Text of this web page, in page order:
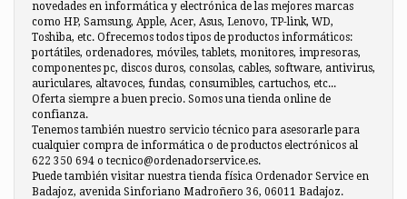
novedades en informática y electrónica de las mejores marcas
como HP, Samsung, Apple, Acer, Asus, Lenovo, TP-link, WD,
Toshiba, etc. Ofrecemos todos tipos de productos informáticos:
portátiles, ordenadores, móviles, tablets, monitores, impresoras,
componentes pc, discos duros, consolas, cables, software, antivirus,
auriculares, altavoces, fundas, consumibles, cartuchos, etc...
Oferta siempre a buen precio. Somos una tienda online de
confianza.
Tenemos también nuestro servicio técnico para asesorarle para
cualquier compra de informática o de productos electrónicos al
622 350 694 o tecnico@ordenadorservice.es.
Puede también visitar nuestra tienda física Ordenador Service en
Badajoz, avenida Sinforiano Madroñero 36, 06011 Badajoz.